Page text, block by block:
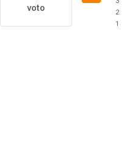
voto
2
1